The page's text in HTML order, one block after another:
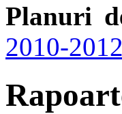
Planuri
2010-2012